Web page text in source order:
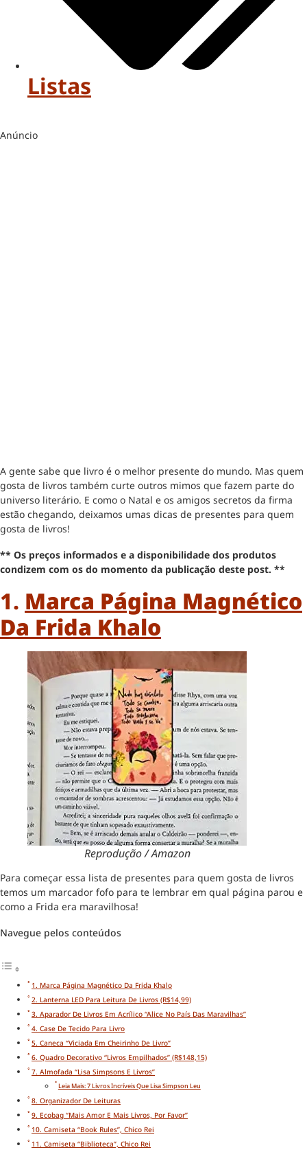
Listas
Anúncio
A gente sabe que livro é o melhor presente do mundo. Mas quem
gosta de livros também curte outros mimos que fazem parte do
universo literário. E como o Natal e os amigos secretos da firma
estão chegando, deixamos umas dicas de presentes para quem
gosta de livros!
** Os preços informados e a disponibilidade dos produtos
condizem com os do momento da publicação deste post. **
1. Marca Página MAgnético
Da Frida Khalo
Reprodução / Amazon
Para começar essa lista de presentes para quem gosta de livros
temos um marcador fofo para te lembrar em qual página parou e
como a Frida era maravilhosa!
Navegue pelos conteúdos
1. Marca Página Magnético Da Frida Khalo
2. Lanterna LED Para Leitura De Livros (R$14,99)
3. Aparador De Livros Em Acrílico “Alice No País Das Maravilhas”
4. Case De Tecido Para Livro
5. Caneca “Viciada Em Cheirinho De Livro”
6. Quadro Decorativo “Livros Empilhados” (R$148,15)
7. Almofada “Lisa Simpsons E Livros”
Leia Mais: 7 Livros Incríveis Que Lisa Simpson Leu
8. Organizador De Leituras
9. Ecobag “Mais Amor E Mais Livros, Por Favor”
10. Camiseta “Book Rules”, Chico Rei
11. Camiseta “Biblioteca”, Chico Rei